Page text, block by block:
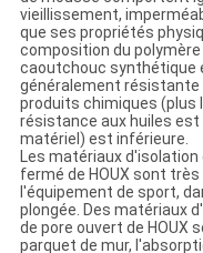
vieillissement,
que ses propriétés
composition du
caoutchouc synthétique
généralement résistante
produits chimiques (plus
résistance aux huiles
matériel) est inférieure.
Les matériaux
fermé de HOUX sont
l'équipement de sport,
plongée. Des matériaux
de pore ouvert de HOUX
parquet de mur,